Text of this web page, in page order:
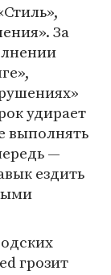
За
удирает
выполнять
—
ездить
грозит